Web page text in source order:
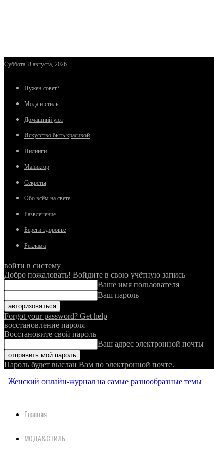
Суббота, 8 августа, 2026
Нужен совет?
Мода и стиль
Домашний уют
Искусство быть красивой
Пилинги
Маникюр
Секреты
Обо всём на свете
Развлечение
Береги здоровье
Реклама
войти в систему
Добро пожаловать! Войдите в свою учётную запись
Ваше имя пользователя
Ваш пароль
Forgot your password? Get help
восстановление пароля
Восстановите свой пароль
Ваш адрес электронной почты
Пароль будет выслан Вам по электронной почте.
Женский онлайн-журнал на самые разнообразные темы
Главная
МОДА&СТИЛЬ